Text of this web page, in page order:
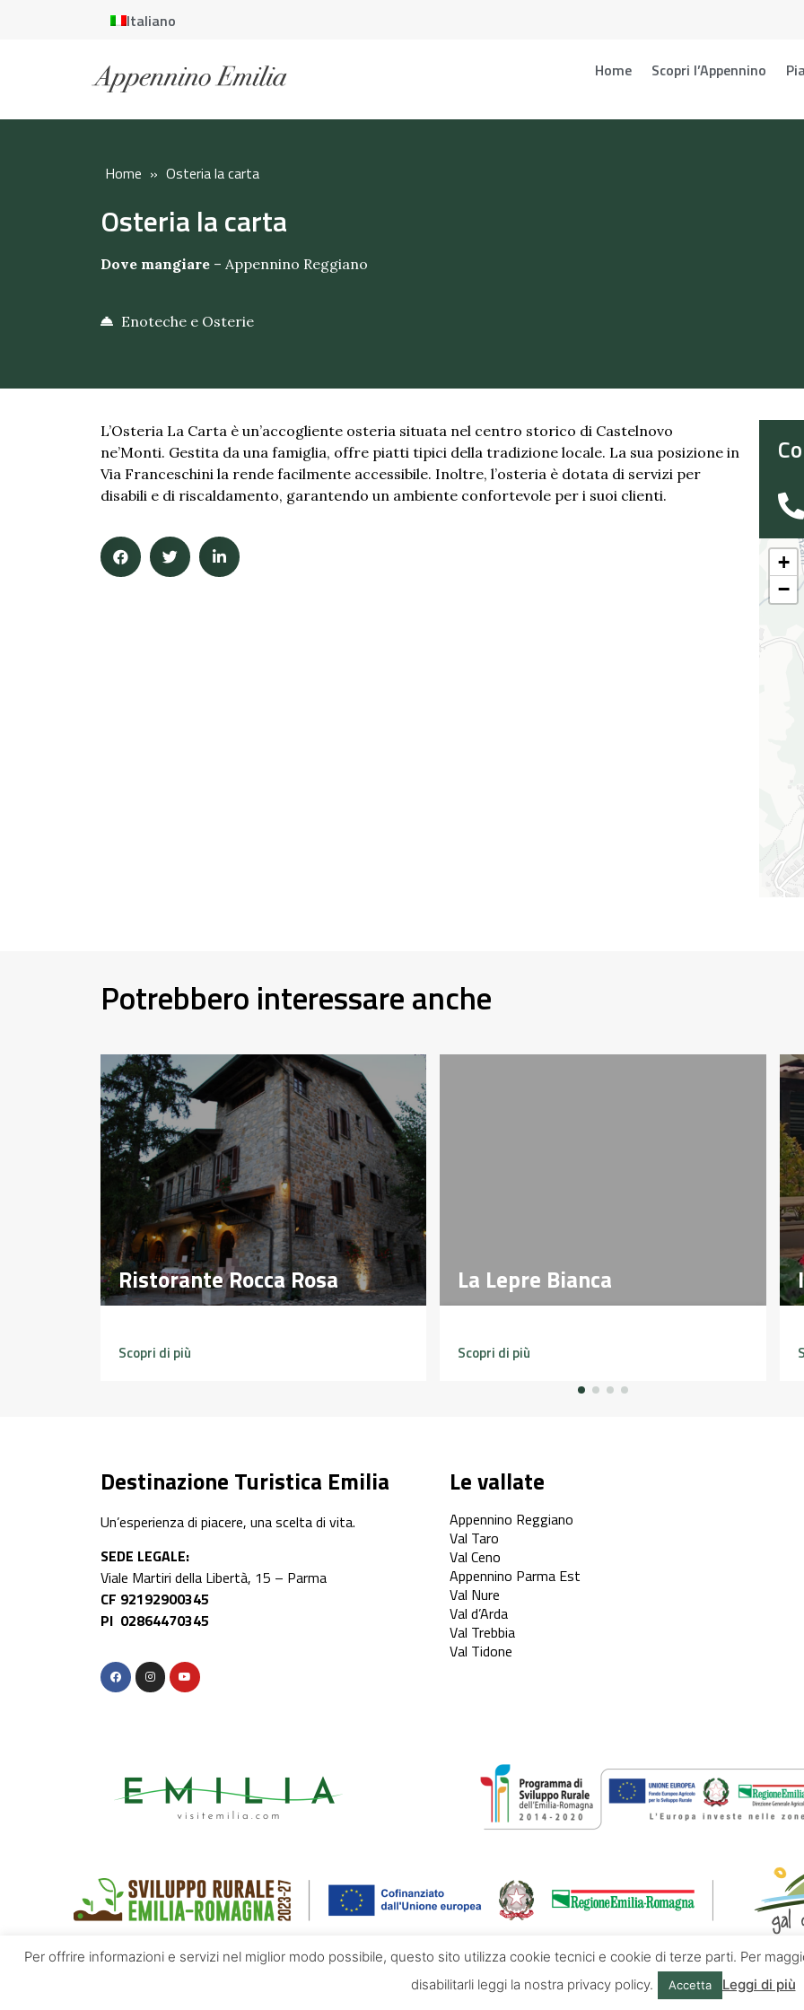
Italiano
Home Scopri l’Appennino
Home » Osteria la carta
Osteria la carta
Dove mangiare – Appennino Reggiano
Enoteche e Osterie
L’Osteria La Carta è un’accogliente osteria situata nel centro storico di Castelnovo
ne’Monti. Gestita da una famiglia, offre piatti tipici della tradizione locale. La sua posizione in
Via Franceschini la rende facilmente accessibile. Inoltre, l’osteria è dotata di servizi per
disabili e di riscaldamento, garantendo un ambiente confortevole per i suoi clienti.
+
−
Potrebbero interessare anche
Ristorante Rocca Rosa
Ristorante Rocca Rosa
Scopri di più
La Lepre Bianca
La Lepre Bianca
Scopri di più
Destinazione Turistica Emilia
Un’esperienza di piacere, una scelta di vita.
SEDE LEGALE:
Viale Martiri della Libertà, 15 – Parma
CF 92192900345
PI 02864470345
Le vallate
Appennino Reggiano
Val Taro
Val Ceno
Appennino Parma Est
Val Nure
Val d’Arda
Val Trebbia
Val Tidone
Per offrire informazioni e servizi nel miglior modo possibile, questo sito utilizza cookie tecnici e cookie di terze parti. Per
disabilitarli leggi la nostra privacy policy.
Accetta Leggi di più